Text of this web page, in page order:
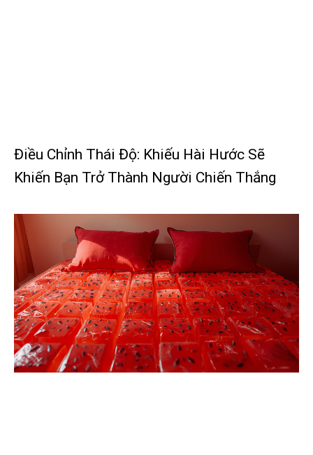
Điều Chỉnh Thái Độ: Khiếu Hài Hước Sẽ
Khiến Bạn Trở Thành Người Chiến Thắng